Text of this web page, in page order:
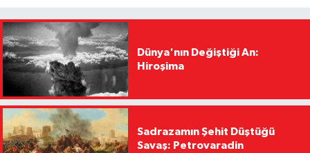
Dünya'nın Değiştiği An:
Hiroşima
Sadrazamın Şehit Düştüğü
Savaş: Petrovaradin